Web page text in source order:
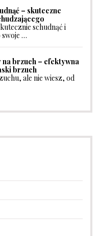
– skuteczne
schudnąć i
swoje …
brzuch – efektywna
brzuch
ale nie wiesz, od